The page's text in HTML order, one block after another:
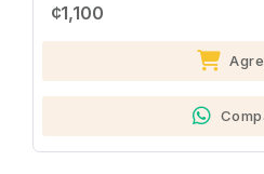
¢1,100